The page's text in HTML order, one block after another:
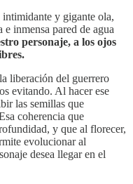
intimidante y gigante ola,
e inmensa pared de agua
personaje, a los ojos
liberación del guerrero
evitando. Al hacer ese
las semillas que
coherencia que
y que al florecer,
evolucionar al
desea llegar en el